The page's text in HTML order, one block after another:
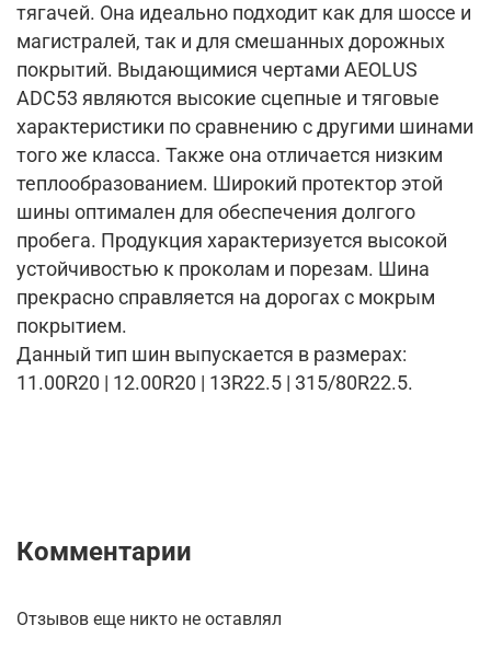
тягачей. Она идеально подходит как для шоссе и
магистралей, так и для смешанных дорожных
покрытий. Выдающимися чертами AEOLUS
ADC53 являются высокие сцепные и тяговые
характеристики по сравнению с другими шинами
того же класса. Также она отличается низким
теплообразованием. Широкий протектор этой
шины оптимален для обеспечения долгого
пробега. Продукция характеризуется высокой
устойчивостью к проколам и порезам. Шина
прекрасно справляется на дорогах с мокрым
покрытием.
Данный тип шин выпускается в размерах:
11.00R20 | 12.00R20 | 13R22.5 | 315/80R22.5.
Комментарии
Отзывов еще никто не оставлял